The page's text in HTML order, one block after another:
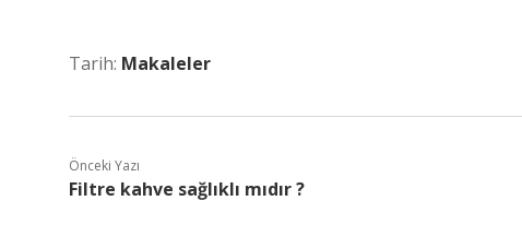
Tarih: Makaleler
Önceki Yazı
Filtre kahve sağlıklı mıdır ?